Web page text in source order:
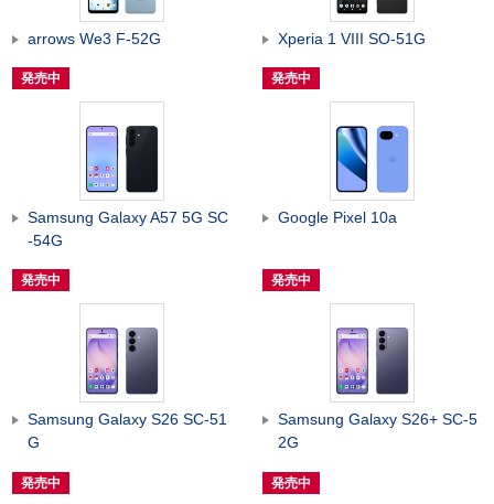
arrows We3 F-52G
発売中
Xperia 1 VIII SO-51G
発売中
Samsung Galaxy A57 5G SC
-54G
発売中
Google Pixel 10a
発売中
Samsung Galaxy S26 SC-51
G
発売中
Samsung Galaxy S26+ SC-5
2G
発売中